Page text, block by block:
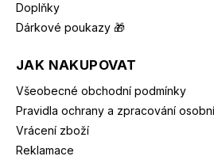
Doplňky
Dárkové poukazy 🎁
JAK NAKUPOVAT
Všeobecné obchodní podmínky
Pravidla ochrany a zpracování
Vrácení zboží
Reklamace